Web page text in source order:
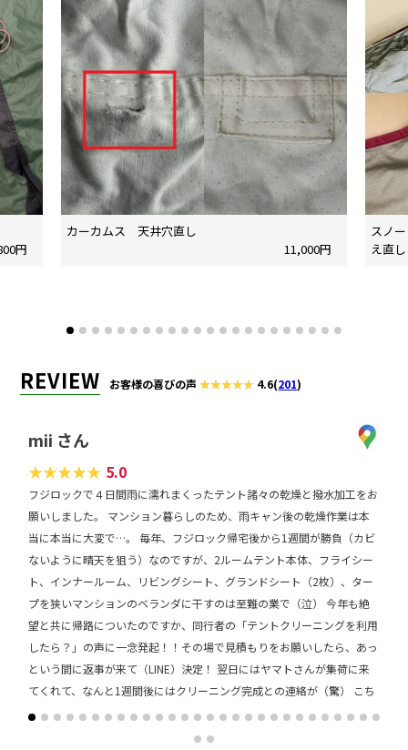
円
カーカムス 天井穴直し
11,000円
スノ
え直し
REVIEW お客様の喜びの声 4.6(201)
mii さん
★★★★★ 5.0
フジロックで４日間雨に濡れまくったテント諸々の乾燥と撥水加工をお
願いしました。 マンション暮らしのため、雨キャン後の乾燥作業は本
当に本当に大変で…。 毎年、フジロック帰宅後から1週間が勝負（カビ
ないように晴天を狙う）なのですが、2ルームテント本体、フライシー
ト、インナールーム、リビングシート、グランドシート（2枚）、ター
プを狭いマンションのベランダに干すのは至難の業で（泣） 今年も絶
望と共に帰路についたのですか、同行者の「テントクリーニングを利用
したら？」の声に一念発起！！その場で見積もりをお願いしたら、あっ
という間に返事が来て（LINE）決定！ 翌日にはヤマトさんが集荷に来
てくれて、なんと1週間後にはクリーニング完成との連絡が（驚） こち
らの希望通り配達してくれて、出来上がったテント類はほんのりあった
かくてフカフカでした。 収納袋にしまうために全て畳み直したけれ